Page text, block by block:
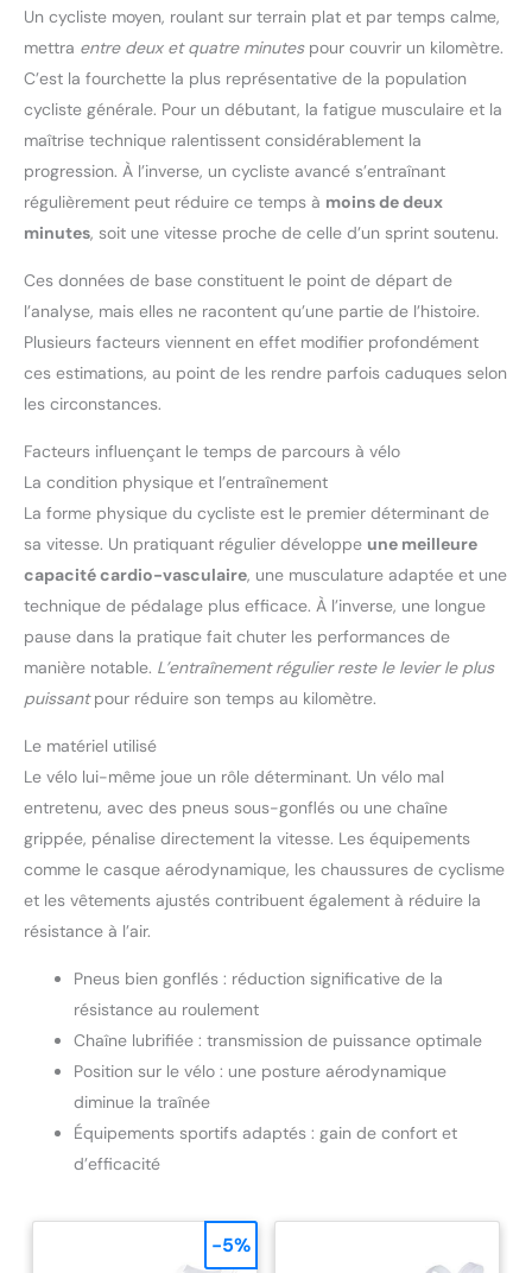
Un cycliste moyen, roulant sur terrain plat et par temps calme,
mettra entre deux et quatre minutespour couvrir un kilomètre.
C’est la fourchette la plus représentative de la population
cycliste générale. Pour un débutant, la fatigue musculaire et la
maîtrise technique ralentissent considérablement la
progression. À l’inverse, un cycliste avancé s’entraînant
régulièrement peut réduire ce temps à moins de deux
minutes, soit une vitesse proche de celle d’un sprint soutenu.
Ces données de base constituent le point de départ de
l’analyse, mais elles ne racontent qu’une partie de l’histoire.
Plusieurs facteurs viennent en effet modifier profondément
ces estimations, au point de les rendre parfois caduques selon
les circonstances.
Facteurs influençant le temps de parcours à vélo
La condition physique et l’entraînement
La forme physique du cycliste est le premier déterminant de
sa vitesse. Un pratiquant régulier développe une meilleure
capacité cardio-vasculaire, une musculature adaptée et une
technique de pédalage plus efficace. À l’inverse, une longue
pause dans la pratique fait chuter les performances de
manière notable. L’entraînement régulier reste le levier le plus
puissantpour réduire son temps au kilomètre.
Le matériel utilisé
Le vélo lui-même joue un rôle déterminant. Un vélo mal
entretenu, avec des pneus sous-gonflés ou une chaîne
grippée, pénalise directement la vitesse. Les équipements
comme le casque aérodynamique, les chaussures de cyclisme
et les vêtements ajustés contribuent également à réduire la
résistance à l’air.
Pneus bien gonflés : réduction significative de la
résistance au roulement
Chaîne lubrifiée : transmission de puissance optimale
Position sur le vélo : une posture aérodynamique
diminue la traînée
Équipements sportifs adaptés : gain de confort et
d’efficacité
-5%